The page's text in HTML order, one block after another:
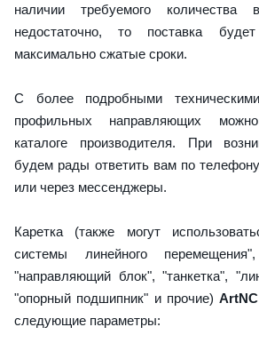
наличии требуемого
недостаточно, то поставка
максимально сжатые сроки.
С более подробными техническими
профильных направляющих
каталоге производителя. При
будем рады ответить вам по
или через мессенджеры.
Каретка (также могут
системы линейного
"направляющий блок", "танкетка",
"опорный подшипник" и прочие)
следующие параметры: